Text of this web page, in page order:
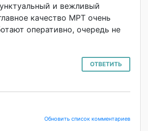
и вежливый
качество МРТ очень
оперативно, очередь не
ОТВЕТИТЬ
Обновить список комментариев